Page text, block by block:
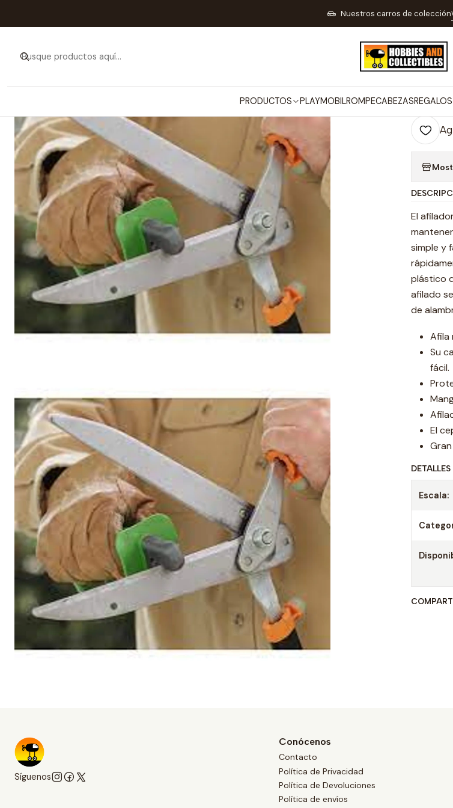
PRODUCTOS PLAYMOBILROMPECABEZAS
Nuestros carros de colección
ARTÍCULOS PARA TIRO DEPORTIVO PESCA Y CAMPING
|
Cantidad
El
simple y
plástico
afilado
de
Afila
Su
fácil.
El
DETALLES
Escala:
Síguenos
Conócenos
Contacto
Política de Privacidad
Política de Devoluciones
Política de envíos